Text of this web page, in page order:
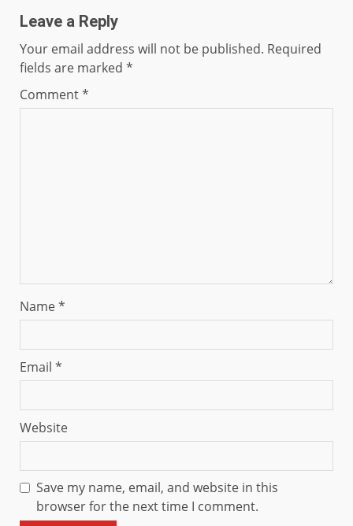
Leave a Reply
Your email address will not be published. Required
fields are marked *
Comment*
Name*
Email *
Website
Save my name, email, and website in this
browser for the next time I comment.